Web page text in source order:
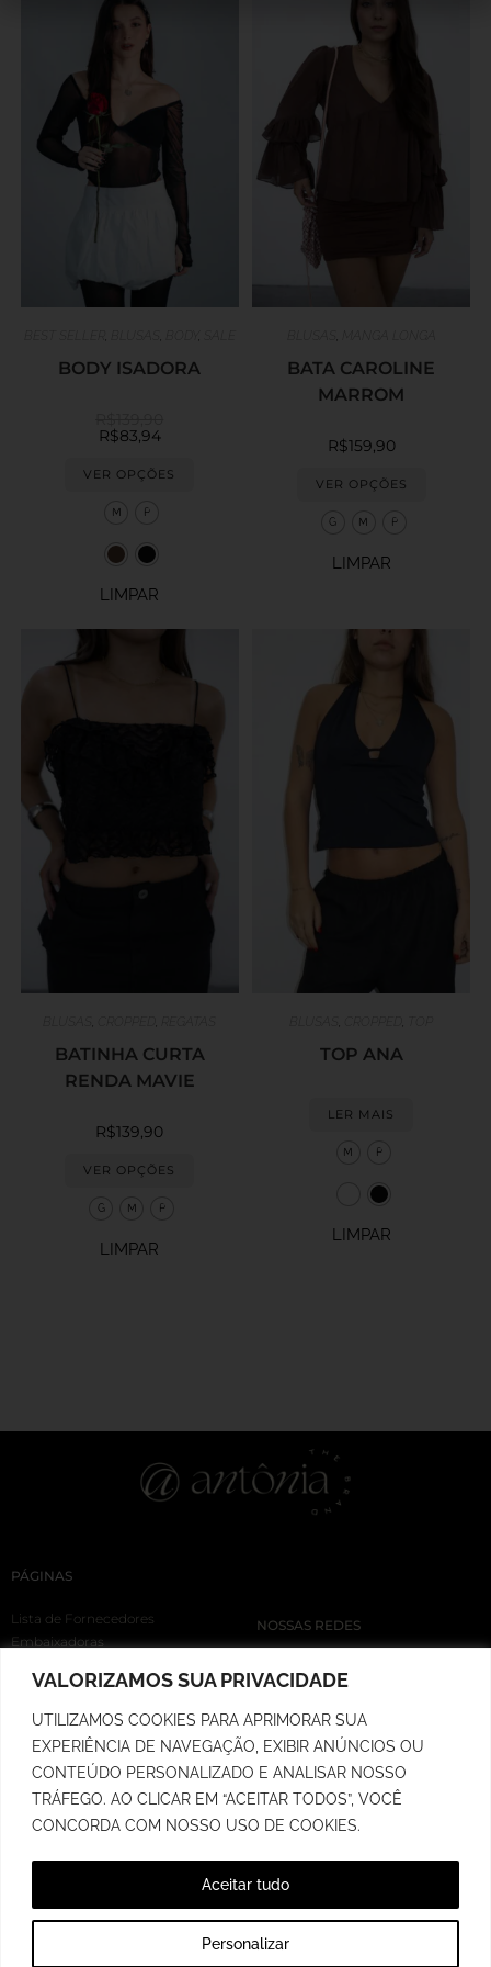
VALORIZAMOS SUA PRIVACIDADE
UTILIZAMOS COOKIES PARA APRIMORAR SUA
EXPERIÊNCIA DE NAVEGAÇÃO, EXIBIR ANÚNCIOS OU
CONTEÚDO PERSONALIZADO E ANALISAR NOSSO
TRÁFEGO. AO CLICAR EM “ACEITAR TODOS”, VOCÊ
CONCORDA COM NOSSO USO DE COOKIES.
Personalizar
Aceitar tudo
BODY ISADORA
R$83,94
VER OPÇÕES
M P
LIMPAR
BATA CAROLINE
MARROM
R$159,90
VER OPÇÕES
G M P
LIMPAR
BLUSAS, CROPPED,
BATINHA CURTA
RENDA MAVIE
R$139,90
VER OPÇÕES
G M P
LIMPAR
BLUSAS, CROPPED,
TOP ANA
LER MAIS
M P
LIMPAR
PÁGINAS
Lista de Fornecedores
Embaixadoras
Cupons
Rastreio de Pedidos
Prazo de Postagem
Política de Troca
Política de Privacidade
NOSSAS REDES